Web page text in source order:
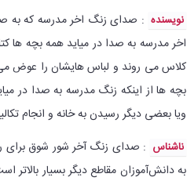
نویسنده : صدای زنگ اخر مدرسه که به
اخر مدرسه به صدا در میاید همه بچه ها
کلاس می روند و لباس هایشان را عوض
بچه ها از اینکه زنگ مدرسه به صدا در
ویا بعضی دیگر رسیدن به خانه و انجام
ناشناس : صدای زنگ آخر شور شوق برای
به دانش‌آموزان مقاطع دیگر بسیار